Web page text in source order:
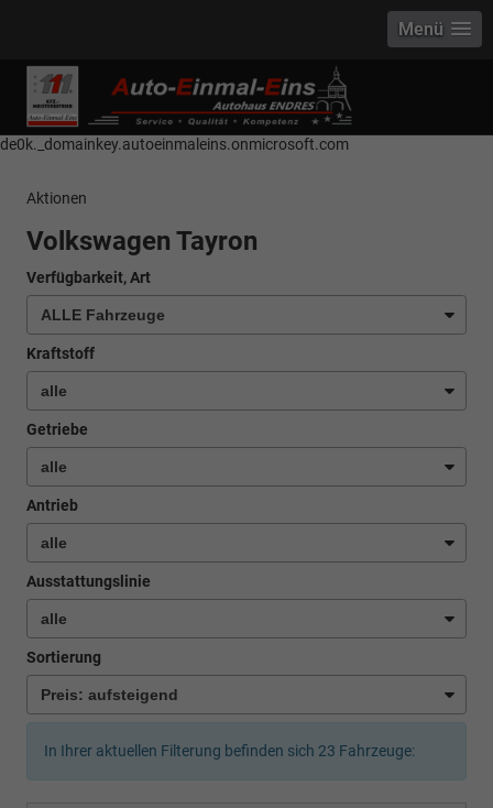
------------ Host Name : selector1._domainkey Points to address or value:
selector1-aee-de0k._domainkey.autoeinmaleins.onmicrosoft.com Host
Name : selector2._domainkey Points to address or value: selector2-aee-
de0k._domainkey.autoeinmaleins.onmicrosoft.com
Menü
Aktionen
Volkswagen Tayron
Verfügbarkeit, Art
Kraftstoff
Getriebe
Antrieb
Ausstattungslinie
Sortierung
In Ihrer aktuellen Filterung befinden sich 23 Fahrzeuge: